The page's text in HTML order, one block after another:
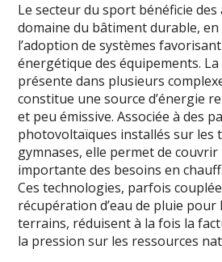
Le secteur du sport bénéficie des
domaine du bâtiment durable,
l’adoption de systèmes
énergétique des équipements.
présente dans plusieurs
constitue une source d’énergie
et peu émissive. Associée à des
photovoltaïques installés sur les
gymnases, elle permet de
importante des besoins en
Ces technologies, parfois
récupération d’eau de pluie pour
terrains, réduisent à la fois la
la pression sur les ressources